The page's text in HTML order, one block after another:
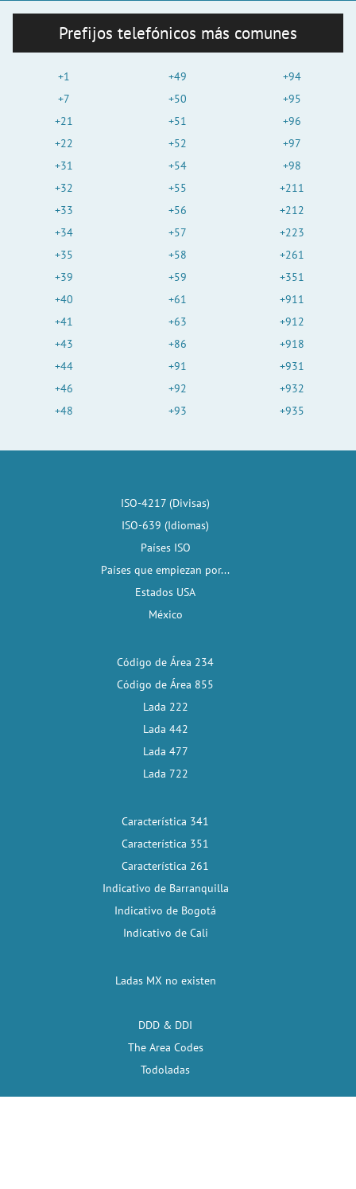
Prefijos telefónicos más comunes
+1
+7
+21
+22
+31
+32
+33
+34
+35
+39
+40
+41
+43
+44
+46
+48
+49
+50
+51
+52
+54
+55
+56
+57
+58
+59
+61
+63
+86
+91
+92
+93
+94
+95
+96
+97
+98
+211
+212
+223
+261
+351
+911
+912
+918
+931
+932
+935
ISO-4217 (Divisas)
ISO-639 (Idiomas)
Países ISO
Países que empiezan por...
Estados USA
México
Código de Área 234
Código de Área 855
Lada 222
Lada 442
Lada 477
Lada 722
Característica 341
Característica 351
Característica 261
Indicativo de Barranquilla
Indicativo de Bogotá
Indicativo de Cali
Ladas MX no existen
DDD & DDI
The Area Codes
Todoladas